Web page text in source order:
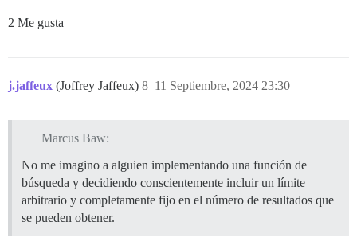
2 Me gusta
j.jaffeux (Joffrey Jaffeux) 11 Septiembre, 2024 23:30
8
Marcus Baw:
No me imagino a alguien implementando una función de
búsqueda y decidiendo conscientemente incluir un límite
arbitrario y completamente fijo en el número de resultados que
se pueden obtener.